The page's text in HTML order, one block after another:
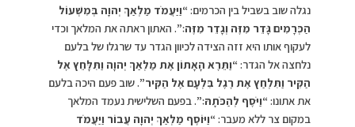
נגלה שוב בשביל בין הכרמים:“וַיַּעֲמֹד מַלְאַךְ יְהוָה בְּמִשְׁעוֹל
הַכְּרָמִים גָּדֵר מִזֶּה וְגָדֵר מִזֶּה׃”. האתון ראתה את המלאך וכדי
לעקוף אותו היא זזה הצידה לכיוון הגדר עד שרגלו של בלעם
נלחצה אל הגדר:“וַתֵּרֶא הָאָתוֹן אֶת מַלְאַךְ יְהוָה וַתִּלָּחֵץ אֶל
הַקִּיר וַתִּלְחַץ אֶת רֶגֶל בִּלְעָם אֶל הַקִּיר”. שוב פעם היכה בלעם
את אתונו:“וַיֹּסֶף לְהַכֹּתָהּ׃”. בפעם השלישית נעמד המלאך
במקום צר ללא מעבר:“וַיּוֹסֶף מַלְאַךְ יְהוָה עֲבוֹר וַיַּעֲמֹד